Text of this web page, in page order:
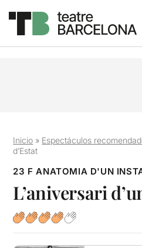
Inicio » Espectáculos
d’Estat
23 F ANATOMIA D'UN
L’aniversari